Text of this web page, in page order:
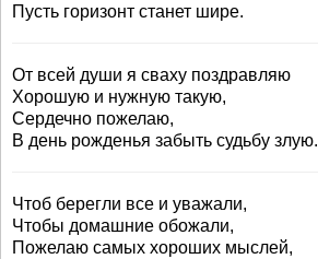
Пусть горизонт станет шире.
От всей души я сваху поздравляю
Хорошую и нужную такую,
Сердечно пожелаю,
В день рожденья забыть судьбу злую.
Чтоб берегли все и уважали,
Чтобы домашние обожали,
Пожелаю самых хороших мыслей,